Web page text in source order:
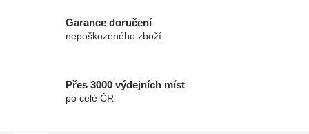
Garance doručení
nepoškozeného zboží
Přes 3000 výdejních míst
po celé ČR